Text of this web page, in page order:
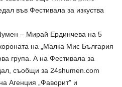
във Фестивала за изкуства
– Мирай Ердинчева на 5
на „Малка Мис България
група. А на Фестивала за
съобщи за 24shumen.com
Агенция „Фаворит” и